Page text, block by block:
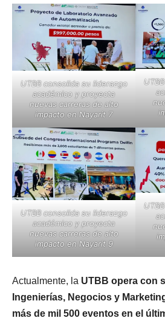
UTBB consolida su liderazgo
académico y proyecta
nuevas carreras de alto
impacto en Nayarit 7
UTBB consolida su liderazgo
académico y proyecta
nuevas carreras de alto
impacto en Nayarit 9
Actualmente, la UTBB opera con
Ingenierías, Negocios y
más de mil 500 eventos en el